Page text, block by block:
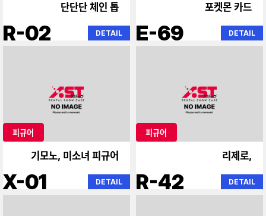
단단단 체인 톱
R-02 DETAIL
포켓몬 카드
E-69 DETAIL
피규어
기모노, 미소녀 피규어
X-01 DETAIL
피규어
리제로,
R-42 DETAIL